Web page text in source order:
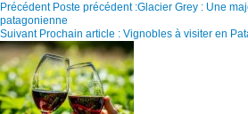
Précédent Poste précédent :Glacier Grey : Une
patagonienne
Suivant Prochain article : Vignobles à visiter en